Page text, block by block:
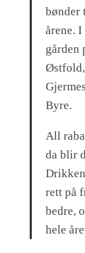
bønder
årene.
gården
Østfold,
Byre.
All
da blir
rett på
bedre,
hele